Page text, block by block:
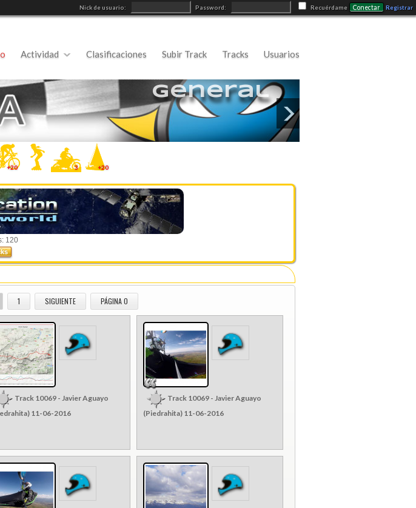
Nick de usuario: Password: Recuérdame Conectar Registrar
Actividad Clasificaciones Subir Track Tracks Usuarios
General
+20 3 +20
120
1 SIGUIENTE PÁGINA 0
Track 10069 - Javier Aguayo
11-06-2016
Track 10069 - Javier Aguayo
(Piedrahita) 11-06-2016